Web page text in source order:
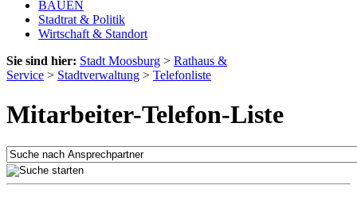
BAUEN
Stadtrat & Politik
Wirtschaft & Standort
Sie sind hier: Stadt Moosburg > Rathaus &
Service > Stadtverwaltung > Telefonliste
Mitarbeiter-Telefon-Liste